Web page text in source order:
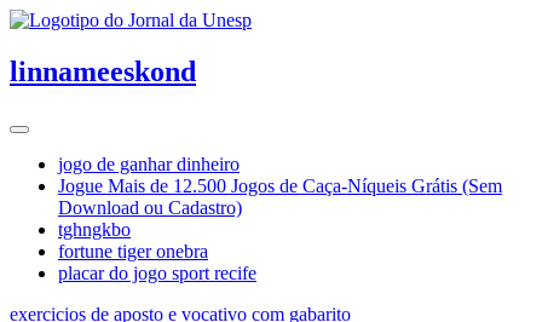
linnameeskond
jogo de ganhar dinheiro
Jogue Mais de 12.500 Jogos de Caça-Níqueis Grátis (Sem
Download ou Cadastro)
tghngkbo
fortune tiger onebra
placar do jogo sport recife
exercicios de aposto e vocativo com gabarito